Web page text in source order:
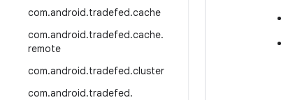
com.android.tradefed.cache
com.android.tradefed.cache.
remote
com.android.tradefed.cluster
com.android.tradefed.